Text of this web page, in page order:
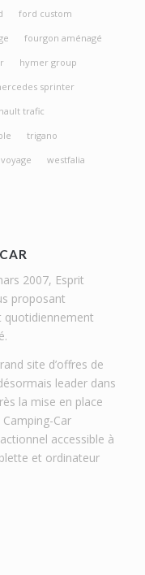
ford custom
fourgon aménagé
hymer group
sprinter
trafic
trigano
voyage westfalia
2007, Esprit
proposant
quotidiennement
site d’offres de
leader dans
la mise en place
Car
accessible à
et ordinateur